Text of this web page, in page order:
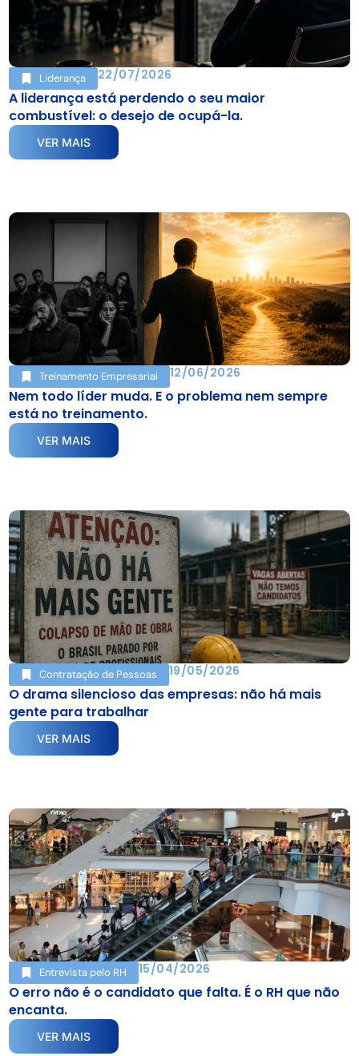
Liderança 22/07/2026
A liderança está perdendo o seu maior
combustível: o desejo de ocupá-la.
VER MAIS
Treinamento Empresarial 12/06/2026
Nem todo líder muda. E o problema nem sempre
está no treinamento.
VER MAIS
Contratação de Pessoas 19/05/2026
O drama silencioso das empresas: não há mais
gente para trabalhar
VER MAIS
Entrevista pelo RH 15/04/2026
O erro não é o candidato que falta. É o RH que não
encanta.
VER MAIS